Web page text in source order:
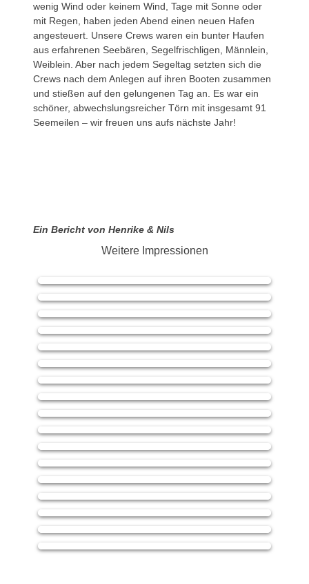
wenig Wind oder keinem Wind, Tage mit Sonne oder
mit Regen, haben jeden Abend einen neuen Hafen
angesteuert. Unsere Crews waren ein bunter Haufen
aus erfahrenen Seebären, Segelfrischligen, Männlein,
Weiblein. Aber nach jedem Segeltag setzten sich die
Crews nach dem Anlegen auf ihren Booten zusammen
und stießen auf den gelungenen Tag an. Es war ein
schöner, abwechslungsreicher Törn mit insgesamt 91
Seemeilen – wir freuen uns aufs nächste Jahr!
Ein Bericht von Henrike & Nils
Weitere Impressionen